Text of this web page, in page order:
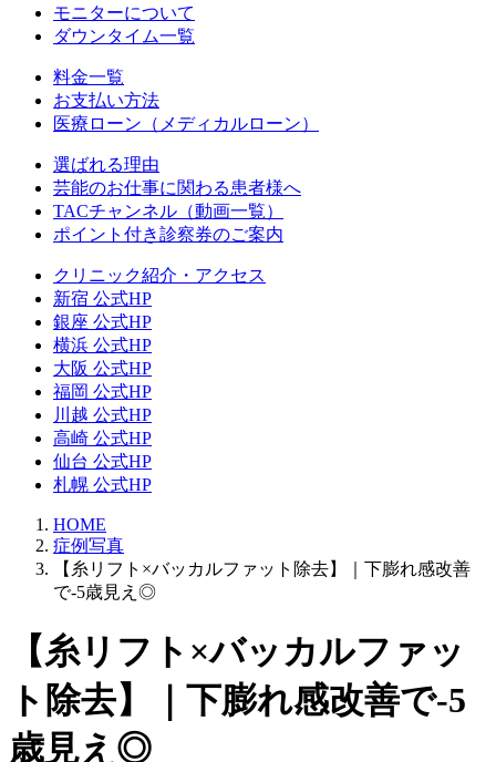
モニターについて
ダウンタイム一覧
料金一覧
お支払い方法
医療ローン（メディカルローン）
選ばれる理由
芸能のお仕事に関わる患者様へ
TACチャンネル（動画一覧）
ポイント付き診察券のご案内
クリニック紹介・アクセス
新宿 公式HP
銀座 公式HP
横浜 公式HP
大阪 公式HP
福岡 公式HP
川越 公式HP
高崎 公式HP
仙台 公式HP
札幌 公式HP
HOME
症例写真
【糸リフト×バッカルファット除去】｜下膨れ感改善
で-5歳見え◎
【糸リフト×バッカルファッ
ト除去】｜下膨れ感改善で-5
歳見え◎